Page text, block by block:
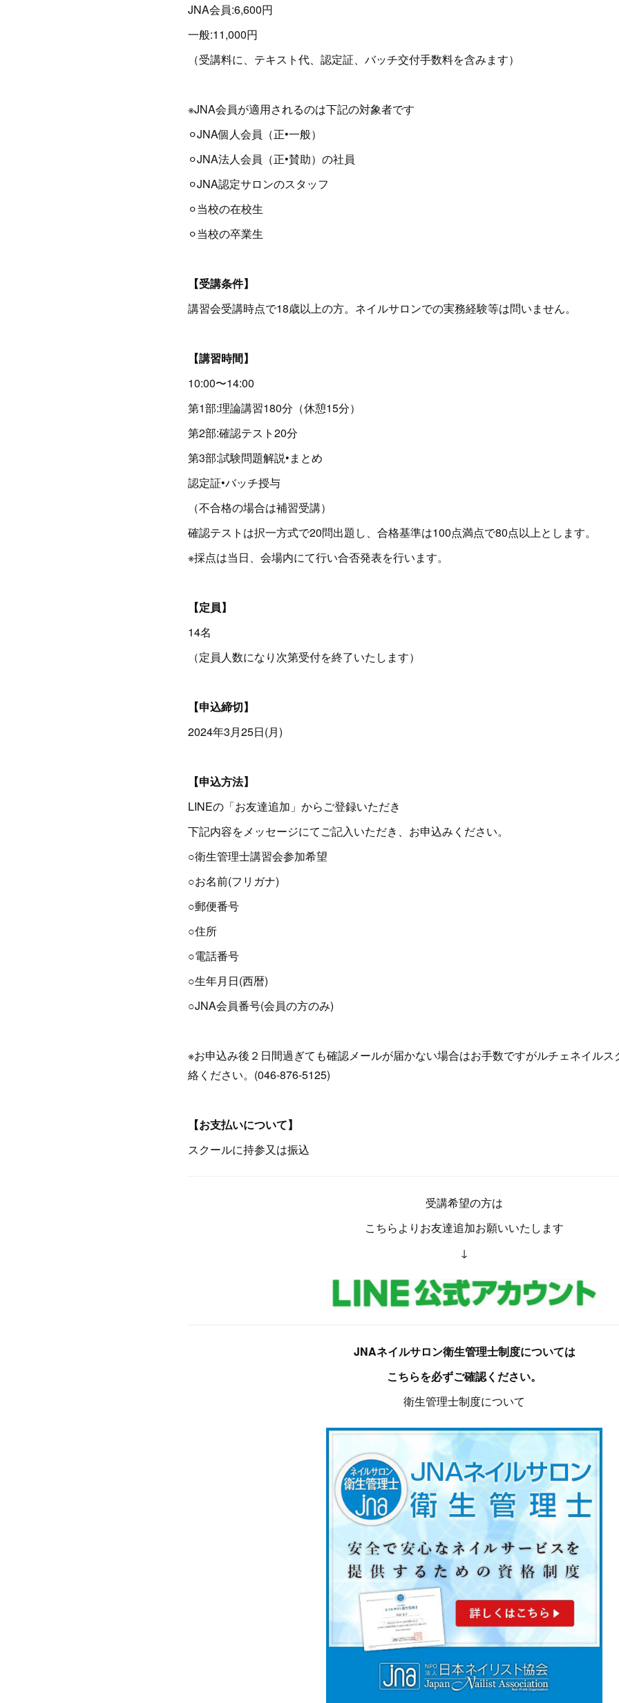
JNA会員:6,600円
一般:11,000円
（受講料に、テキスト代、認定証、バッチ交付手数料を含みます）
※JNA会員が適用されるのは下記の対象者です
⚪︎JNA個人会員（正•一般）
⚪︎JNA法人会員（正•賛助）の社員
⚪︎JNA認定サロンのスタッフ
⚪︎当校の在校生
⚪︎当校の卒業生
【受講条件】
講習会受講時点で18歳以上の方。ネイルサロンでの実務経験等は問いません。
【講習時間】
10:00〜14:00
第1部:理論講習180分（休憩15分）
第2部:確認テスト20分
第3部:試験問題解説•まとめ
認定証•バッチ授与
（不合格の場合は補習受講）
確認テストは択一方式で20問出題し、合格基準は100点満点で80点以上とします。
※採点は当日、会場内にて行い合否発表を行います。
【定員】
14名
（定員人数になり次第受付を終了いたします）
【申込締切】
2024年3月25日(月)
【申込方法】
LINEの「お友達追加」からご登録いただき
下記内容をメッセージにてご記入いただき、お申込みください。
○衛生管理士講習会参加希望
○お名前(フリガナ)
○郵便番号
○住所
○電話番号
○生年月日(西暦)
○JNA会員番号(会員の方のみ)
※お申込み後２日間過ぎても確認メールが届かない場合はお手数ですがルチェネイル
絡ください。(046-876-5125)
【お支払いについて】
スクールに持参又は振込
受講希望の方は
こちらよりお友達追加お願いいたします
↓
JNAネイルサロン衛生管理士制度については
こちらを必ずご確認ください。
衛生管理士制度について